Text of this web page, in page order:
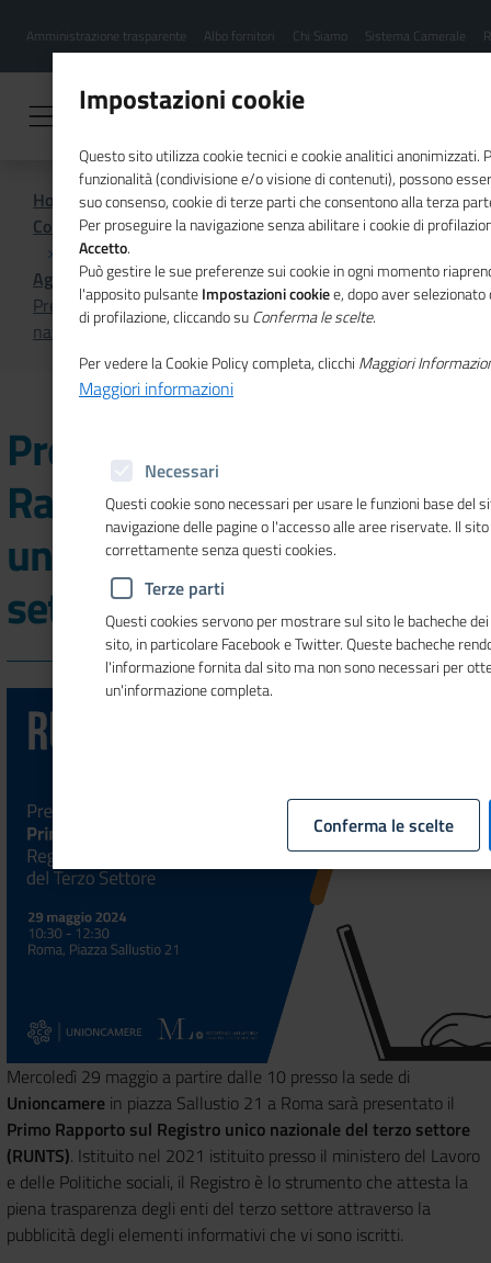
contenuto
Menu
hamburgher
Amministrazione trasparente Albo fornitori Chi Siamo Sistema Camerale
Home
Comunicazione istituzionale per il sistema camerale
Agenda
Presentazione del Primo Rapporto sul Registro unico
nazionale del terzo settore
Presentazione del Primo
Rapporto sul Registro
unico nazionale del terzo
settore
Mercoledì 29 maggio a partire dalle 10 presso la sede di
Unioncamere in piazza Sallustio 21 a Roma sarà presentato il
Primo Rapporto sul Registro unico nazionale del terzo settore
(RUNTS). Istituito nel 2021 istituito presso il ministero del Lavoro
e delle Politiche sociali, il Registro è lo strumento che attesta la
piena trasparenza degli enti del terzo settore attraverso la
pubblicità degli elementi informativi che vi sono iscritti.
Impostazioni cookie
Questo sito utilizza cookie tecnici e cookie analitici anonimizzati.
funzionalità (condivisione e/o visione di contenuti), possono
suo consenso, cookie di terze parti che consentono alla terza
Per proseguire la navigazione senza abilitare i cookie di
Accetto.
Può gestire le sue preferenze sui cookie in ogni momento
l'apposito pulsanteImpostazioni cookiee, dopo aver
di profilazione, cliccando suConferma le scelte.
Per vedere la Cookie Policy completa, clicchi Maggiori
Maggiori informazioni
Necessari
Questi cookie sono necessari per usare le funzioni base del
navigazione delle pagine o l'accesso alle aree riservate. Il
correttamente senza questi cookies.
Terze parti
Questi cookies servono per mostrare sul sito le bacheche
sito, in particolare Facebook e Twitter. Queste bacheche
l'informazione fornita dal sito ma non sono necessari per
un'informazione completa.
Conferma le scelte